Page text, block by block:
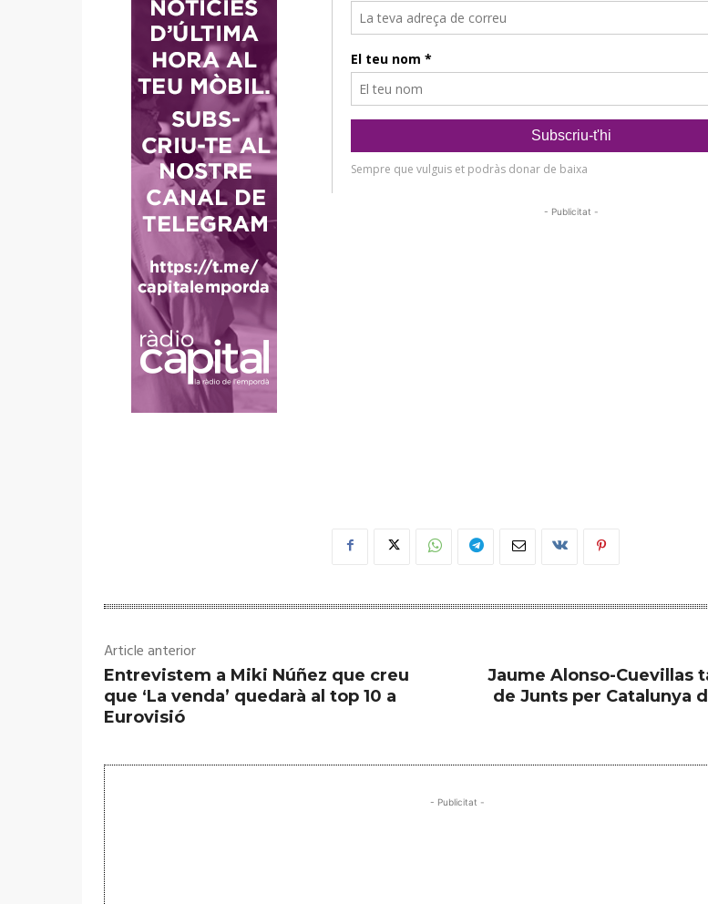
- Publicitat -
Article anterior
Entrevistem a Miki Núñez que creu
que ‘La venda’ quedarà al top 10 a
Eurovisió
Jaume Alonso-Cuevillas
de Junts per Catalunya
- Publicitat -